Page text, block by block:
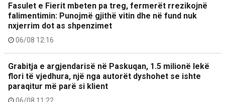
Fasulet e Fierit mbeten pa treg, fermerët rrezikojnë
falimentimin: Punojmë gjithë vitin dhe në fund nuk
nxjerrim dot as shpenzimet
06/08 12:16
Grabitja e argjendarisë në Paskuqan, 1.5 milionë lekë
flori të vjedhura, një nga autorët dyshohet se ishte
paraqitur më parë si klient
06/08 11:22